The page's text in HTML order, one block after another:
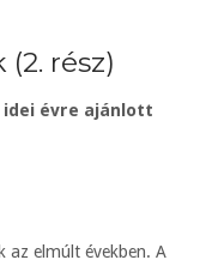
rész)
idei évre ajánlott
az elmúlt években. A